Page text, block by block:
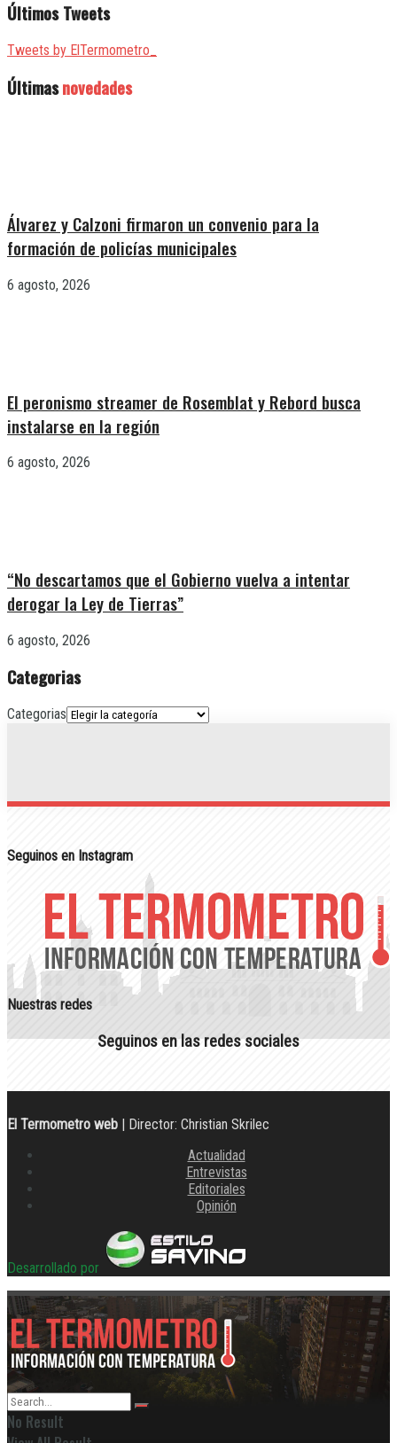
Últimos Tweets
Tweets by ElTermometro_
Últimasnovedades
Álvarez y Calzoni firmaron un convenio para la
formación de policías municipales
6 agosto, 2026
El peronismo streamer de Rosemblat y Rebord busca
instalarse en la región
6 agosto, 2026
“No descartamos que el Gobierno vuelva a intentar
derogar la Ley de Tierras”
6 agosto, 2026
Categorias
Categorias
Seguinos en Instagram
Nuestras redes
Seguinos en las redes sociales
El Termometro web | Director: Christian Skrilec
Actualidad
Entrevistas
Editoriales
Opinión
Desarrollado por
No Result